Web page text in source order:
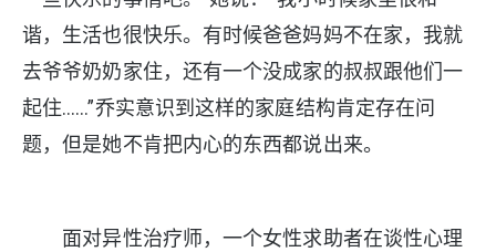
谐，生活也很快乐。有时候爸爸妈妈不在家，我就
去爷爷奶奶家住，还有一个没成家的叔叔跟他们一
起住……”乔实意识到这样的家庭结构肯定存在问
题，但是她不肯把内心的东西都说出来。
面对异性治疗师，一个女性求助者在谈性心理